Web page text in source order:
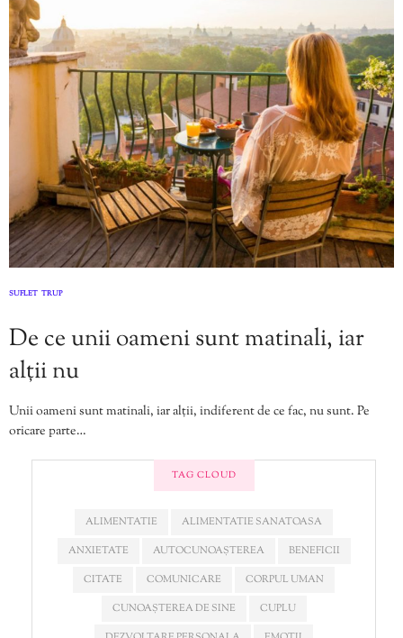
SUFLET TRUP
De ce unii oameni sunt matinali, iar
alții nu
Unii oameni sunt matinali, iar alții, indiferent de ce fac, nu sunt. Pe
oricare parte…
TAG CLOUD
ALIMENTATIE
ALIMENTATIE SANATOASA
ANXIETATE
AUTOCUNOAȘTEREA
BENEFICII
CITATE
COMUNICARE
CORPUL UMAN
CUNOAȘTEREA DE SINE
CUPLU